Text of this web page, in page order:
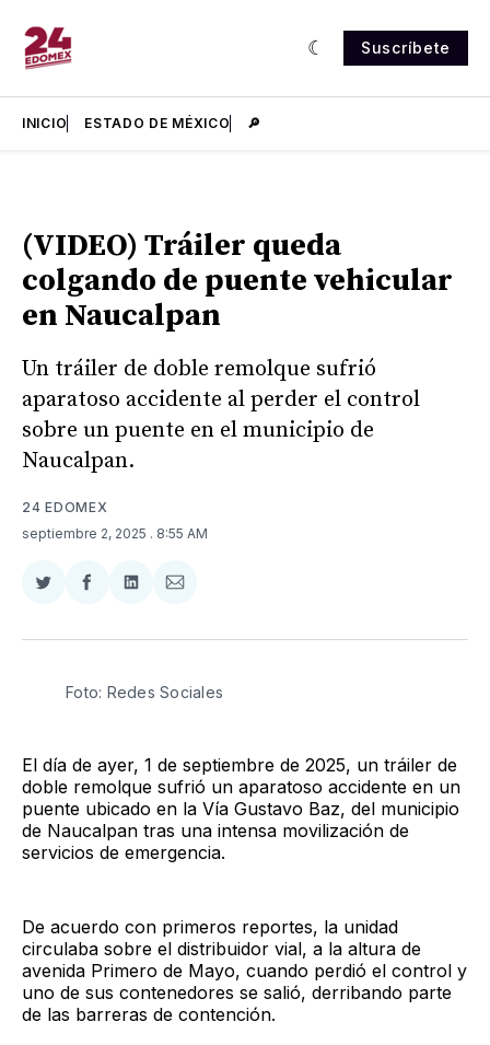
Suscríbete
INICIO ESTADO DE MÉXICO 🔎
(VIDEO) Tráiler queda
colgando de puente vehicular
en Naucalpan
Un tráiler de doble remolque sufrió
aparatoso accidente al perder el control
sobre un puente en el municipio de
Naucalpan.
24 EDOMEX
septiembre 2, 2025 . 8:55 AM
Compartir
Twitter
Compartir
Facebook
Compartir
LinkedIn
Compartir
Email
Foto: Redes Sociales
El día de ayer, 1 de septiembre de 2025, un tráiler de
doble remolque sufrió un aparatoso accidente en un
puente ubicado en la Vía Gustavo Baz, del municipio
de Naucalpan tras una intensa movilización de
servicios de emergencia.
De acuerdo con primeros reportes, la unidad
circulaba sobre el distribuidor vial, a la altura de
avenida Primero de Mayo, cuando perdió el control y
uno de sus contenedores se salió, derribando parte
de las barreras de contención.